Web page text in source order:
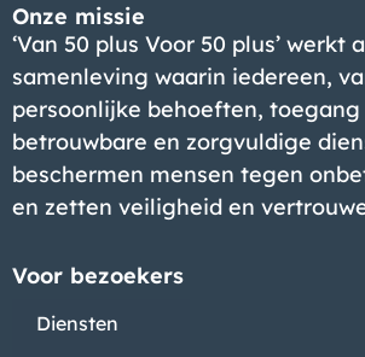
Onze missie
‘Van 50 plus Voor 50 plus’ werkt
samenleving waarin iedereen,
persoonlijke behoeften,
betrouwbare en zorgvuldige
beschermen mensen tegen
en zetten veiligheid en
Voor bezoekers
Diensten